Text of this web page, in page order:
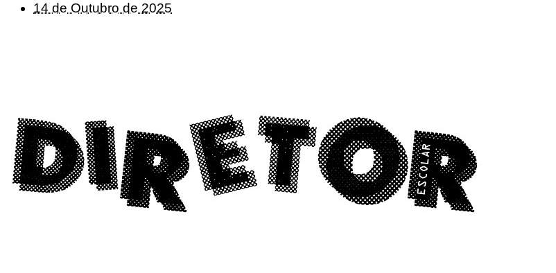
14 de Outubro de 2025